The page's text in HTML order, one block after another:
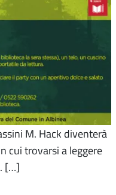
M. Hack diventerà
cui trovarsi a leggere
[…]